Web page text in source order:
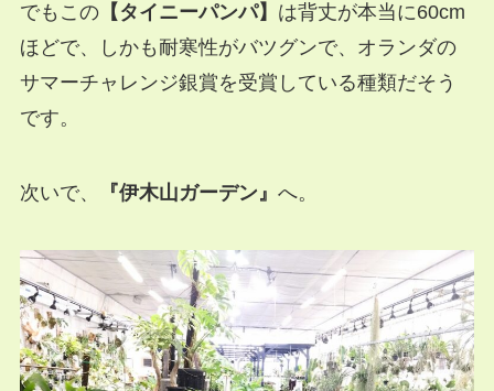
でもこの【タイニーパンパ】 は背丈が本当に60cm
ほどで、しかも耐寒性がバツグンで、オランダの
サマーチャレンジ銀賞を受賞している種類だそう
です。
次いで、 『伊木山ガーデン』 へ。